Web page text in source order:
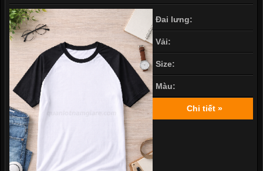
Đai lưng:
Vải:
Size:
Màu:
Chi tiết »